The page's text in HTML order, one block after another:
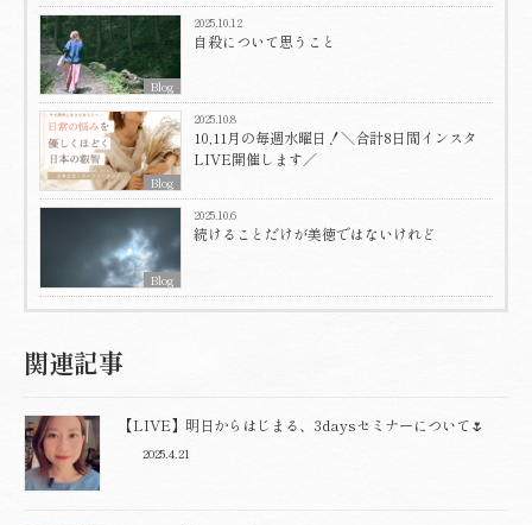
Blog
2025.10.12
自殺について思うこと
Blog
2025.10.8
10,11月の毎週水曜日！＼合計8日間インスタ
LIVE開催します／
Blog
2025.10.6
続けることだけが美徳ではないけれど
関連記事
【LIVE】明日からはじまる、3daysセミナーについて🌷
2025.4.21